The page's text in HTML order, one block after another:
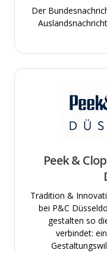
Der
Peek &
Tradition &
bei P&C
gestalten so
verbindet: